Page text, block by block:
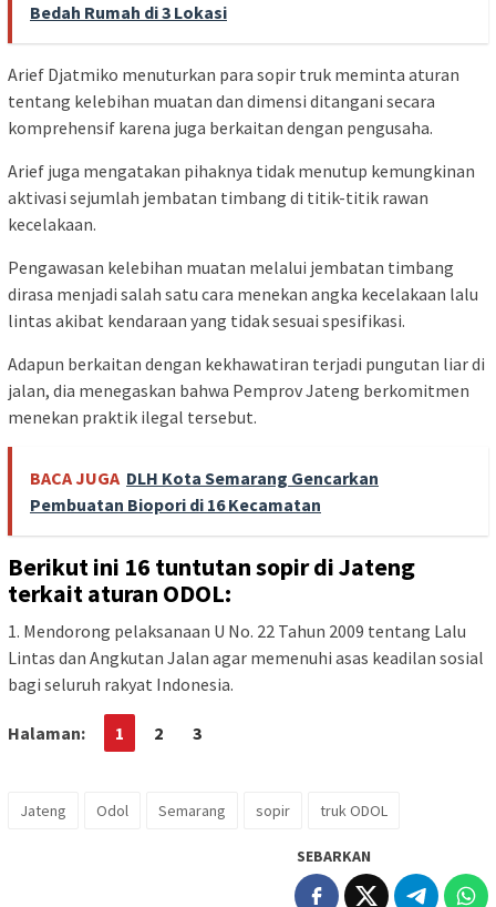
Bedah Rumah di 3 Lokasi
Arief Djatmiko menuturkan para sopir truk meminta aturan
tentang kelebihan muatan dan dimensi ditangani secara
komprehensif karena juga berkaitan dengan pengusaha.
Arief juga mengatakan pihaknya tidak menutup kemungkinan
aktivasi sejumlah jembatan timbang di titik-titik rawan
kecelakaan.
Pengawasan kelebihan muatan melalui jembatan timbang
dirasa menjadi salah satu cara menekan angka kecelakaan lalu
lintas akibat kendaraan yang tidak sesuai spesifikasi.
Adapun berkaitan dengan kekhawatiran terjadi pungutan liar di
jalan, dia menegaskan bahwa Pemprov Jateng berkomitmen
menekan praktik ilegal tersebut.
BACA JUGA DLH Kota Semarang Gencarkan
Pembuatan Biopori di 16 Kecamatan
Berikut ini 16 tuntutan sopir di Jateng
terkait aturan ODOL:
1. Mendorong pelaksanaan U No. 22 Tahun 2009 tentang Lalu
Lintas dan Angkutan Jalan agar memenuhi asas keadilan sosial
bagi seluruh rakyat Indonesia.
Halaman: 1 2 3
Jateng Odol Semarang sopir truk ODOL
SEBARKAN